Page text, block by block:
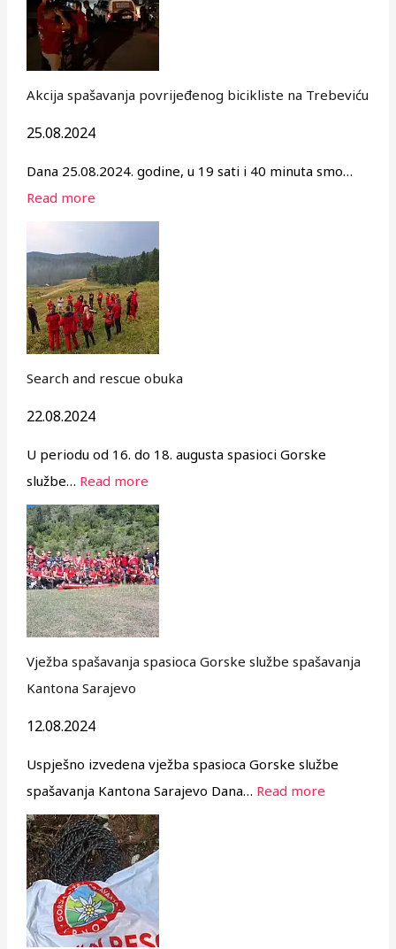
Akcija spašavanja povrijeđenog bicikliste na Trebeviću
25.08.2024
Dana 25.08.2024. godine, u 19 sati i 40 minuta smo…
Read more
Search and rescue obuka
22.08.2024
U periodu od 16. do 18. augusta spasioci Gorske
službe… Read more
Vježba spašavanja spasioca Gorske službe spašavanja
Kantona Sarajevo
12.08.2024
Uspješno izvedena vježba spasioca Gorske službe
spašavanja Kantona Sarajevo Dana… Read more